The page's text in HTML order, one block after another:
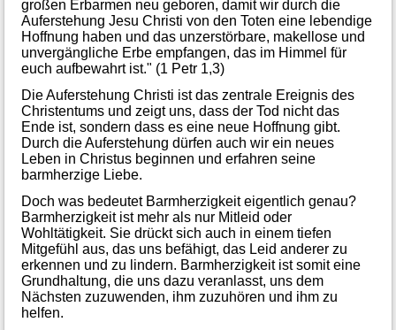
großen Erbarmen neu geboren, damit wir durch die
Auferstehung Jesu Christi von den Toten eine lebendige
Hoffnung haben und das unzerstörbare, makellose und
unvergängliche Erbe empfangen, das im Himmel für
euch aufbewahrt ist." (1 Petr 1,3)
Die Auferstehung Christi ist das zentrale Ereignis des
Christentums und zeigt uns, dass der Tod nicht das
Ende ist, sondern dass es eine neue Hoffnung gibt.
Durch die Auferstehung dürfen auch wir ein neues
Leben in Christus beginnen und erfahren seine
barmherzige Liebe.
Doch was bedeutet Barmherzigkeit eigentlich genau?
Barmherzigkeit ist mehr als nur Mitleid oder
Wohltätigkeit. Sie drückt sich auch in einem tiefen
Mitgefühl aus, das uns befähigt, das Leid anderer zu
erkennen und zu lindern. Barmherzigkeit ist somit eine
Grundhaltung, die uns dazu veranlasst, uns dem
Nächsten zuzuwenden, ihm zuzuhören und ihm zu
helfen.